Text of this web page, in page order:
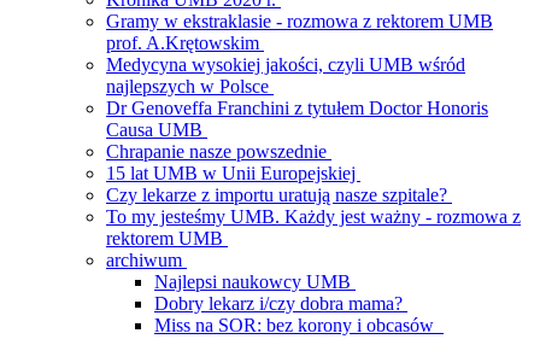
Gramy w ekstraklasie - rozmowa z rektorem UMB
prof. A.Krętowskim
Medycyna wysokiej jakości, czyli UMB wśród
najlepszych w Polsce
Dr Genoveffa Franchini z tytułem Doctor Honoris
Causa UMB
Chrapanie nasze powszednie
15 lat UMB w Unii Europejskiej
Czy lekarze z importu uratują nasze szpitale?
To my jesteśmy UMB. Każdy jest ważny - rozmowa z
rektorem UMB
archiwum
Najlepsi naukowcy UMB
Dobry lekarz i/czy dobra mama?
Miss na SOR: bez korony i obcasów